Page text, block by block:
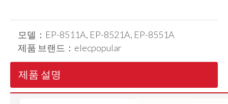
모델： EP-8511A, EP-8521A, EP-8551A
제품 브랜드： elecpopular
제품 설명